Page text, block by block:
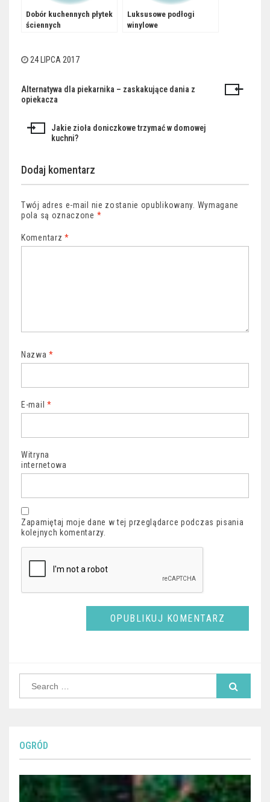
Dobór kuchennych płytek
ściennych
Luksusowe podłogi
winylowe
24 LIPCA 2017
Nawigacja
Alternatywa dla piekarnika – zaskakujące dania z
opiekacza
Jakie zioła doniczkowe trzymać w domowej
kuchni?
Dodaj komentarz
Twój adres e-mail nie zostanie opublikowany. Wymagane
pola są oznaczone *
Komentarz *
Nazwa*
E-mail *
Witryna
internetowa
Zapamiętaj moje dane w tej przeglądarce podczas pisania
kolejnych komentarzy.
OGRÓD